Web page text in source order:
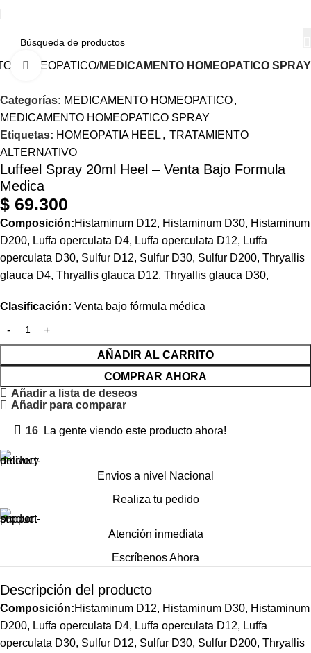
HOMEOPATICO MEDICAMENTO HOMEOPATICO SPRAY
Haga Click para agrandar
Categorías: MEDICAMENTO HOMEOPATICO,
MEDICAMENTO HOMEOPATICO SPRAY
Etiquetas: HOMEOPATIA HEEL , TRATAMIENTO
ALTERNATIVO
Luffeel Spray 20ml Heel – Venta Bajo Formula
Medica
$ 69.300
Composición:Histaminum D12, Histaminum D30, Histaminum
D200, Luffa operculata D4, Luffa operculata D12, Luffa
operculata D30, Sulfur D12, Sulfur D30, Sulfur D200, Thryallis
glauca D4, Thryallis glauca D12, Thryallis glauca D30,
Clasificación: Venta bajo fórmula médica
AÑADIR AL CARRITO
COMPRAR AHORA
Añadir a lista de deseos
Añadir para comparar
16 La gente viendo este producto ahora!
Envios a nivel Nacional
Realiza tu pedido
Atención inmediata
Escríbenos Ahora
Descripción del producto
Composición:Histaminum D12, Histaminum D30, Histaminum
D200, Luffa operculata D4, Luffa operculata D12, Luffa
operculata D30, Sulfur D12, Sulfur D30, Sulfur D200, Thryallis